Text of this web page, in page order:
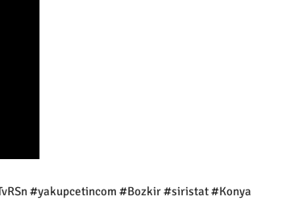
#yakupcetincom #Bozkir #siristat #Konya